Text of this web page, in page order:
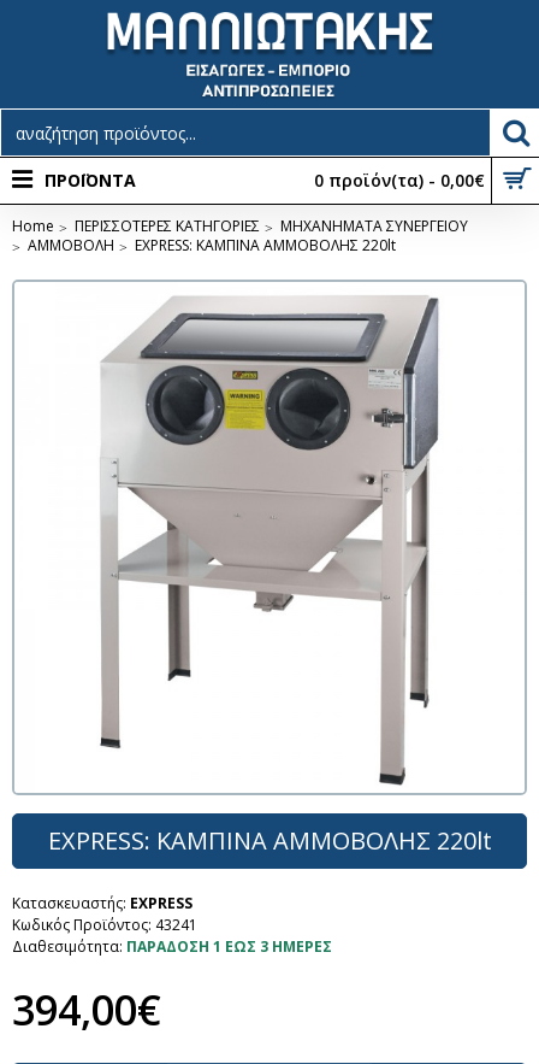
0 προϊόν(τα) - 0,00€
ΠΡΟΪΟΝΤΑ
Home ΠΕΡΙΣΣΟΤΕΡΕΣ ΚΑΤΗΓΟΡΙΕΣ
ΜΗΧΑΝΗΜΑΤΑ ΣΥΝΕΡΓΕΙΟΥ
ΑΜΜΟΒΟΛΗ
EXPRESS: ΚΑΜΠΙΝΑ ΑΜΜΟΒΟΛΗΣ 220lt
EXPRESS: ΚΑΜΠΙΝΑ ΑΜΜΟΒΟΛΗΣ 220lt
Κατασκευαστής: EXPRESS
Κωδικός Προϊόντος: 43241
Διαθεσιμότητα: ΠΑΡΑΔΟΣΗ 1 ΕΩΣ 3 ΗΜΕΡΕΣ
394,00€